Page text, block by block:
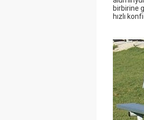
birbirine
hızlı